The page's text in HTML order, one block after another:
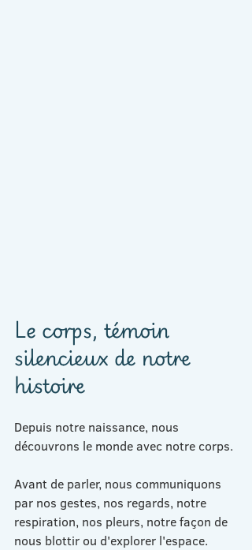
Le corps, témoin
silencieux de notre
histoire
Depuis notre naissance, nous
découvrons le monde avec notre corps.
Avant de parler, nous communiquons
par nos gestes, nos regards, notre
respiration, nos pleurs, notre façon de
nous blottir ou d'explorer l'espace.